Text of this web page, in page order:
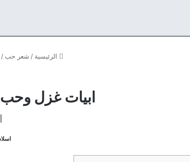
الرئيسية / شعر حب /
ابيات غزل وحب